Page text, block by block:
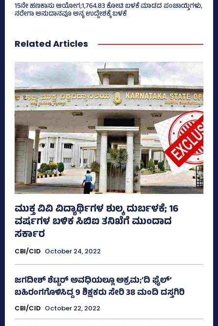
15ನೇ ಹಣಕಾಸು ಆಯೋಗ;1,764.83 ಕೋಟಿ ಬಳಕೆ ಮಾಡದ ಪಂಚಾಯ್ತಿಗಳು,
ನರೇಗಾ ಅನುದಾನವೂ ಅನ್ಯ ಉದ್ದೇಶಕ್ಕೆ ಬಳಕೆ
Related Articles
ಮುಕ್ತ ವಿವಿ ವಿದ್ಯಾರ್ಥಿಗಳ ಶುಲ್ಕ ದುರ್ಬಳಕೆ; 16
ವರ್ಷಗಳ ಬಳಿಕ ಸಿಬಿಐ ತನಿಖೆಗೆ ಮುಂದಾದ
ಸರ್ಕಾರ
CBI/CID October 24, 2022
ಜಗದೀಶ್‌ ಶೆಟ್ಟರ್‌ ಅವಧಿಯಲ್ಲೂ ಅಕ್ರಮ;’ದಿ ಫೈಲ್‌’
ಬಹಿರಂಗಗೊಳಿಸಿದ್ದ 9 ಶಿಕ್ಷಕರು ಸೇರಿ 38 ಮಂದಿ ದಸ್ತಗಿರಿ
CBI/CID October 22, 2022